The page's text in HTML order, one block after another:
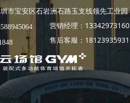
市宝安区石岩洲石路玉支线领先工业园
售后客服：18123935931
营销经理：13342973160